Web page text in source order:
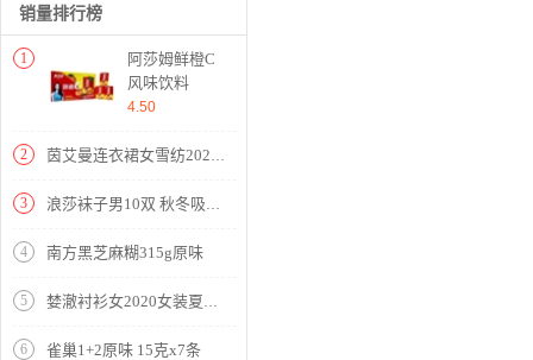
销量排行榜
1
阿莎姆鲜橙C
风味饮料
250ml
4.50
2 茵艾曼连衣裙女雪纺2020夏季新款女装韩版小个子时尚潮港味印花短袖中长款裙子 A386图片色 M《100-110斤》
3 浪莎袜子男10双 秋冬吸汗舒适棉袜男士长袜舒适商务休闲
4 南方黑芝麻糊315g原味
5 婪澈衬衫女2020女装夏季新款格子宽松薄款衬衣显瘦百搭七分袖上衣女 蓝色 请拍正确尺码
6 雀巢1+2原味 15克x7条